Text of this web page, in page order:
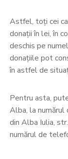
Astfel, toți cei
donații în lei, în
deschis pe
donațiile pot
în astfel de
Pentru asta,
Alba, la
din Alba Iulia,
numărul de